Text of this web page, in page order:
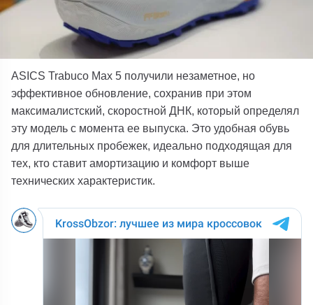
ASICS Trabuco Max 5 получили незаметное, но
эффективное обновление, сохранив при этом
максималистский, скоростной ДНК, который определял
эту модель с момента ее выпуска. Это удобная обувь
для длительных пробежек, идеально подходящая для
тех, кто ставит амортизацию и комфорт выше
технических характеристик.